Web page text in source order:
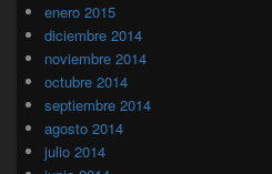
enero 2015
diciembre 2014
noviembre 2014
octubre 2014
septiembre 2014
agosto 2014
julio 2014